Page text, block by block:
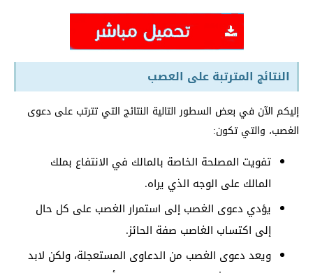
النتائج المترتبة على العصب
إليكم الآن في بعض السطور التالية النتائج التي تترتب على دعوى
الغصب، والتي تكون:
تفويت المصلحة الخاصة بالمالك في الانتفاع بملك
المالك على الوجه الذي يراه.
يؤدي دعوى الغصب إلى استمرار الغصب على كل حال
إلى اكتساب الغاصب صفة الحائز.
ويعد دعوى الغصب من الدعاوى المستعجلة، ولكن لابد